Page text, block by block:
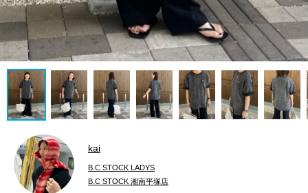
kai
B.C STOCK LADYS
B.C STOCK 湘南平塚店